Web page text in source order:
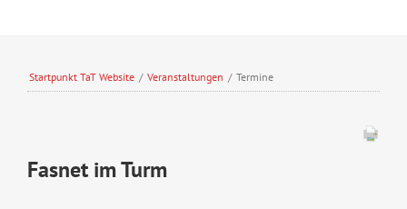
Startpunkt TaT Website / Veranstaltungen / Termine
Fasnet im Turm